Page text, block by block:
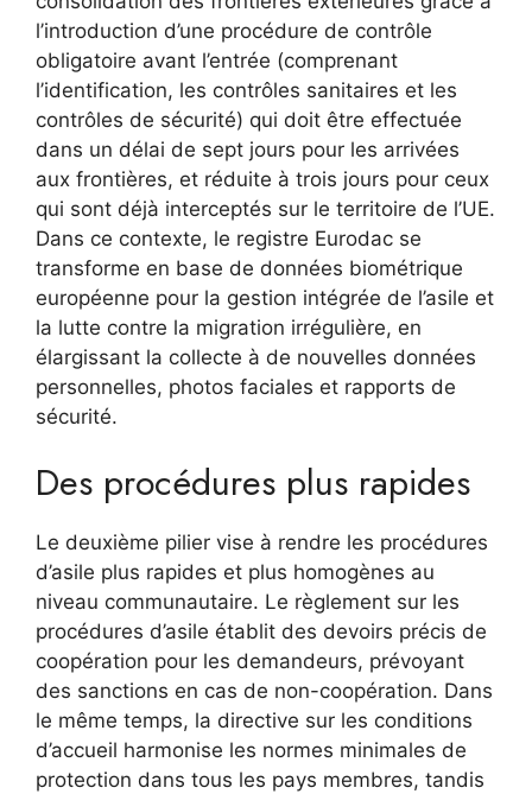
l’introduction d’une procédure de contrôle
obligatoire avant l’entrée (comprenant
l’identification, les contrôles sanitaires et les
contrôles de sécurité) qui doit être effectuée
dans un délai de sept jours pour les arrivées
aux frontières, et réduite à trois jours pour ceux
qui sont déjà interceptés sur le territoire de l’UE.
Dans ce contexte, le registre Eurodac se
transforme en base de données biométrique
européenne pour la gestion intégrée de l’asile et
la lutte contre la migration irrégulière, en
élargissant la collecte à de nouvelles données
personnelles, photos faciales et rapports de
sécurité.
Des procédures plus rapides
Le deuxième pilier vise à rendre les procédures
d’asile plus rapides et plus homogènes au
niveau communautaire. Le règlement sur les
procédures d’asile établit des devoirs précis de
coopération pour les demandeurs, prévoyant
des sanctions en cas de non-coopération. Dans
le même temps, la directive sur les conditions
d’accueil harmonise les normes minimales de
protection dans tous les pays membres, tandis